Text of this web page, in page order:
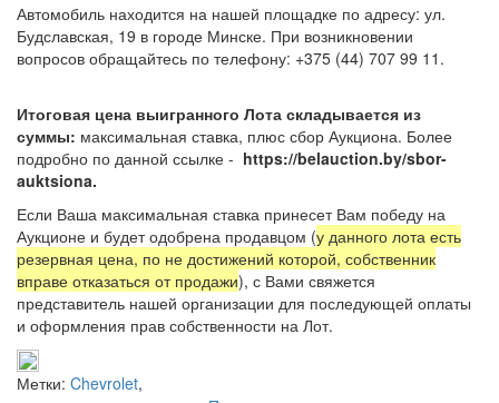
Автомобиль находится на нашей площадке по адресу: ул.
Будславская, 19 в городе Минске. При возникновении
вопросов обращайтесь по телефону: +375 (44) 707 99 11.
Итоговая цена выигранного Лота складывается из
суммы: максимальная ставка, плюс сбор Аукциона. Более
подробно по данной ссылке - https://belauction.by/sbor-
auktsiona.
Если Ваша максимальная ставка принесет Вам победу на
Аукционе и будет одобрена продавцом (у данного лота есть
резервная цена, по не достижений которой, собственник
вправе отказаться от продажи), с Вами свяжется
представитель нашей организации для последующей оплаты
и оформления прав собственности на Лот.
Метки: Chevrolet,